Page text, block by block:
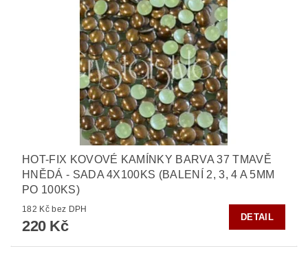
HOT-FIX KOVOVÉ KAMÍNKY BARVA 37 TMAVĚ
HNĚDÁ - SADA 4X100KS (BALENÍ 2, 3, 4 A 5MM
PO 100KS)
182 Kč bez DPH
220 Kč
DETAIL